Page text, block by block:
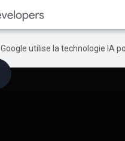
Google utilise la technologie IA